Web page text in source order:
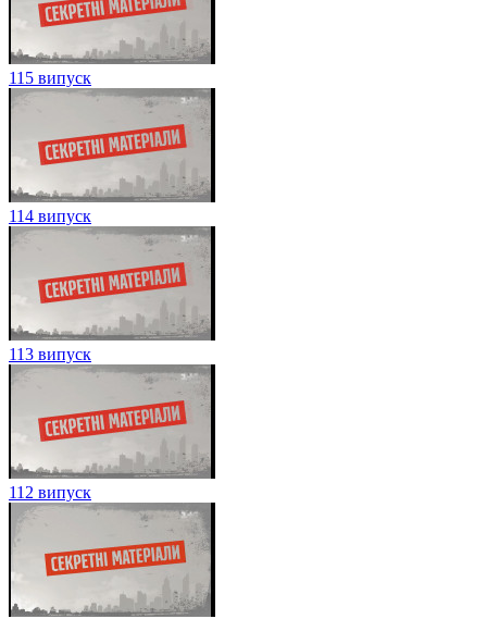
115 випуск
114 випуск
113 випуск
112 випуск